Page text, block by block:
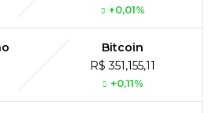
+0,01%
Bitcoin
R$ 351,155,11
+0,11%